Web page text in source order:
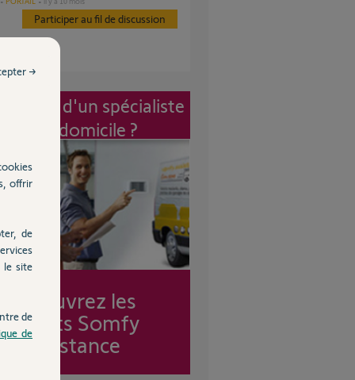
Participer au fil de discussion
d'un spécialiste
à mon domicile ?
Découvrez les
forfaits Somfy
Assistance
offrir
de
le site
de
de
→